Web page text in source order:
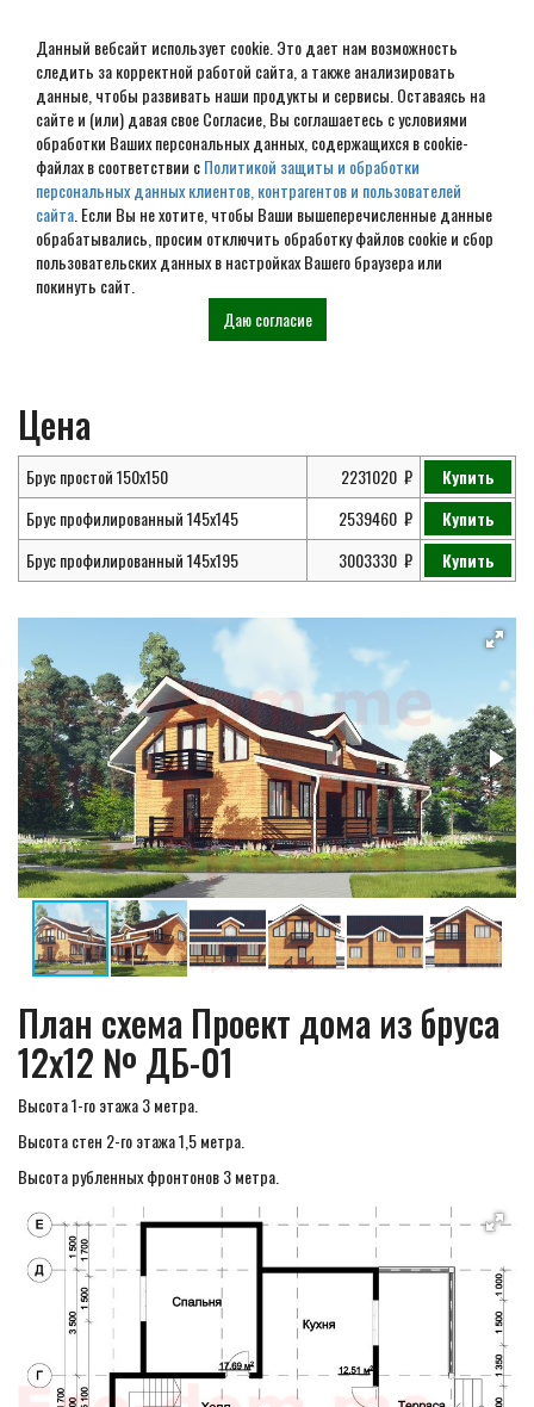
Данный вебсайт использует cookie. Это дает нам возможность
следить за корректной работой сайта, а также анализировать
данные, чтобы развивать наши продукты и сервисы. Оставаясь на
сайте и (или) давая свое Согласие, Вы соглашаетесь с условиями
обработки Ваших персональных данных, содержащихся в cookie-
файлах в соответствии сПолитикой защиты и обработки
персональных данных клиентов, контрагентов и пользователей
сайта . Если Вы не хотите, чтобы Ваши вышеперечисленные данные
обрабатывались, просим отключить обработку файлов cookie и сбор
пользовательских данных в настройках Вашего браузера или
покинуть сайт.
Даю согласие
Проект дома из бруса 12х12
№ ДБ-01
Главная Проекты
Дома из
Проект дома из бруса 12х12 №
ДБ-01
Цена
Брус простой 150х150 2231020
Купить
Брус профилированный 145х145
2539460
Купить
Брус профилированный 145х195
3003330 Купить
План схема Проект дома из бруса
12х12 № ДБ-01
Высота 1-го этажа 3 метра.
Высота стен 2-го этажа 1,5 метра.
Высота рубленных фронтонов 3 метра.